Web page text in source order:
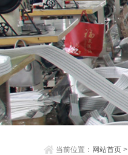
当前位置： 网站首页 >